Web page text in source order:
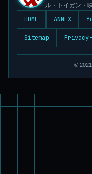
ル・トイガン・
HOME ANNEX
Sitemap
©